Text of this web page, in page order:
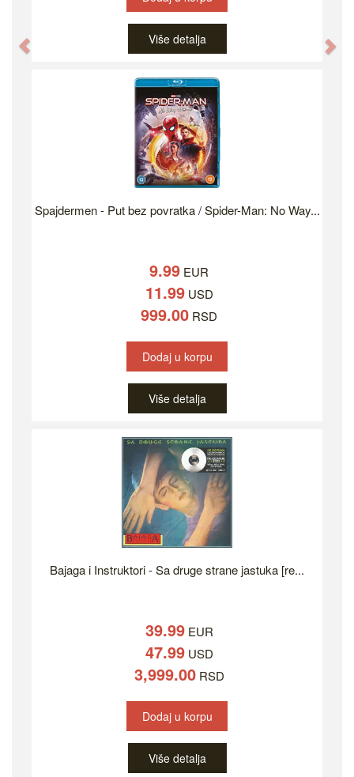
Više detalja
Spajdermen - Put bez povratka / Spider-Man: No Way...
9.99 EUR
11.99USD
999.00 RSD
Dodaj u korpu
Više detalja
Bajaga i Instruktori - Sa druge strane jastuka [re...
39.99EUR
47.99USD
3,999.00RSD
Dodaj u korpu
Više detalja